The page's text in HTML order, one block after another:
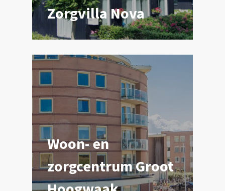
Zorgvilla Nova
Woon- en
zorgcentrum Groot